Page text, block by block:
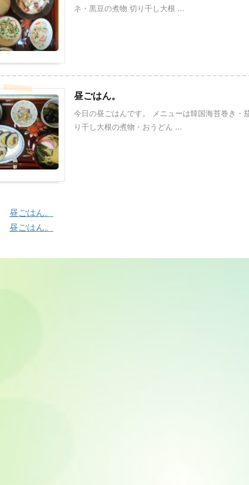
ネ・黒豆の煮物 切り干し大根 ...
昼ごはん。
今日の昼ごはんです。 メニューは韓国海苔巻き・
り干し大根の煮物・おうどん ...
昼ごはん。
昼ごはん。